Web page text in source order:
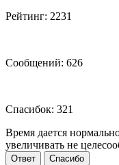
Рейтинг: 2231
Сообщений: 626
Спасибок: 321
Время дается
увеличивать не
Ответ Спасибо